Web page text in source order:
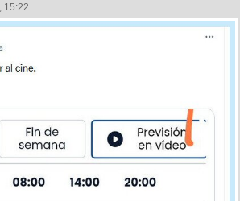
15:22